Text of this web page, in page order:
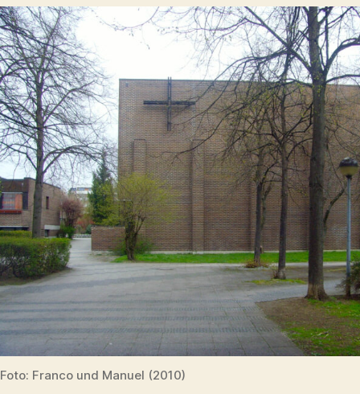
Foto: Franco und Manuel (2010)